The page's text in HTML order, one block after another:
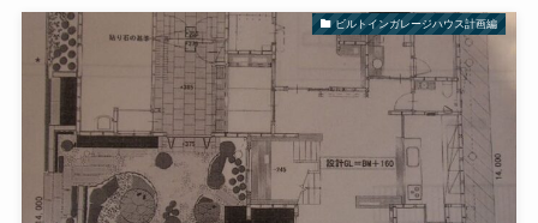
ビルトインガレージハウス計画編